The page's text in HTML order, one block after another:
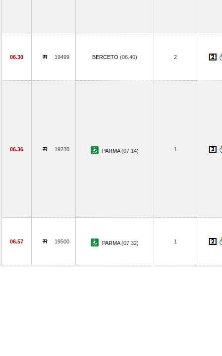
06.30 19499 BERCETO (06.40) 2
06.36 19230 PARMA(07.14) 1
06.57 19500 PARMA(07.32) 1